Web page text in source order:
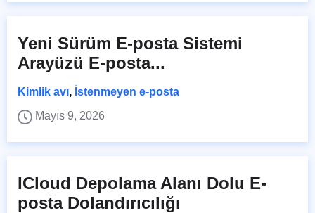
Yeni Sürüm E-posta Sistemi
Arayüzü E-posta...
Kimlik avı, İstenmeyen e-posta
Mayıs 9, 2026
ICloud Depolama Alanı Dolu E-
posta Dolandırıcılığı